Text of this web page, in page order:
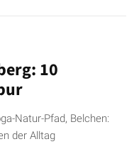
10
Natur-Pfad, Belchen:
der Alltag